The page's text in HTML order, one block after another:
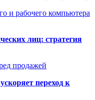
и рабочего компьютера
лиц: стратегия
продажей
переход к